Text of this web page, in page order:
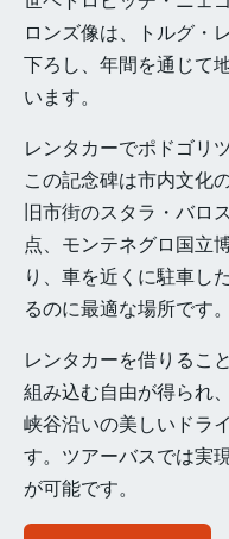
ロンズ像は、トルグ・
下ろし、年間を通じて
います。
レンタカーでポドゴリ
この記念碑は市内文化
旧市街のスタラ・バロ
点、モンテネグロ国立
り、車を近くに駐車し
るのに最適な場所です。
レンタカーを借りるこ
組み込む自由が得られ
峡谷沿いの美しいドラ
す。ツアーバスでは実
が可能です。